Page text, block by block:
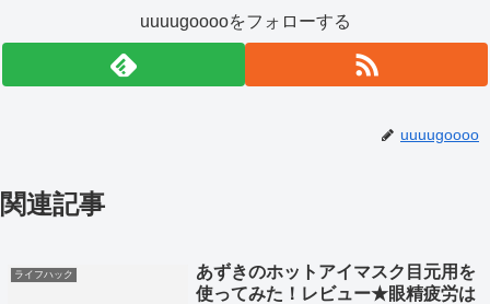
uuuugooooをフォローする
uuuugoooo
関連記事
ライフハック
あずきのホットアイマスク目元用を
使ってみた！レビュー★眼精疲労は